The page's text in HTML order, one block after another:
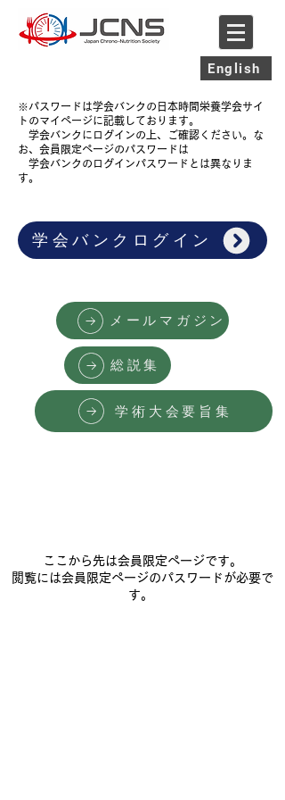
English
※パスワードは学会バンクの日本時間栄養学会サイ
トのマイページに記載しております。
学会バンクにログインの上、ご確認ください。な
お、会員限定ページのパスワードは
学会バンクのログインパスワードとは異なりま
す。
学会バンクログイン
メールマガジン
総説集
学術大会要旨集
ここから先は会員限定ページです。
閲覧には会員限定ページのパスワードが必要で
す。